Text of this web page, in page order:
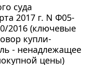
суда
2017 г. N Ф05-
2016 (ключевые
купли-
- ненадлежащее
цены)